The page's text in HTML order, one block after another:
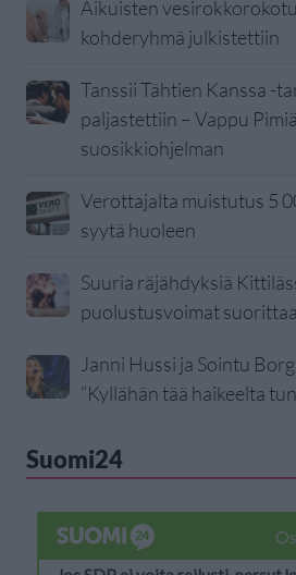
Aikuisten
kohderyhmä julkistettiin
Tanssii Tähtien Kanssa -
paljastettiin – Vappu
suosikkiohjelman
Verottajalta muistutus 5
syytä huoleen
Suuria räjähdyksiä
puolustusvoimat
Janni Hussi ja Sointu
”Kyllähän tää haikeelta
Suomi24